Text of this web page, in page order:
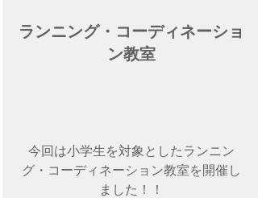
ランニング・コーディネーショ
ン教室
今回は小学生を対象としたランニン
グ・コーディネーション教室を開催し
ました！！